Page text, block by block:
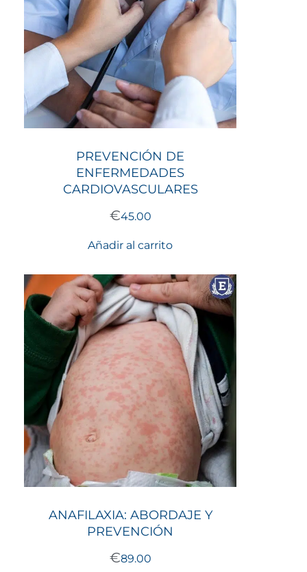
PREVENCIÓN DE
ENFERMEDADES
CARDIOVASCULARES
€45.00
Añadir al carrito
ANAFILAXIA: ABORDAJE Y
PREVENCIÓN
€89.00